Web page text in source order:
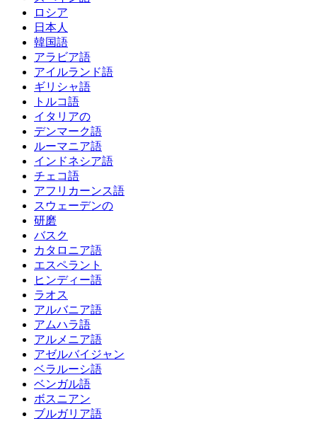
ロシア
日本人
韓国語
アラビア語
アイルランド語
ギリシャ語
トルコ語
イタリアの
デンマーク語
ルーマニア語
インドネシア語
チェコ語
アフリカーンス語
スウェーデンの
研磨
バスク
カタロニア語
エスペラント
ヒンディー語
ラオス
アルバニア語
アムハラ語
アルメニア語
アゼルバイジャン
ベラルーシ語
ベンガル語
ボスニアン
ブルガリア語